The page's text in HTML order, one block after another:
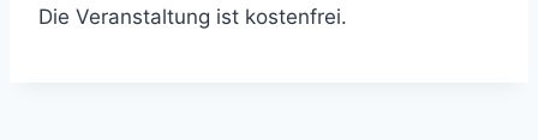
Die Veranstaltung ist kostenfrei.